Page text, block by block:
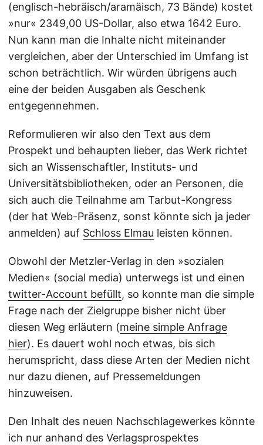
(englisch-hebräisch/aramäisch, 73 Bände) kostet
»nur« 2349,00 US-Dollar, also etwa 1642 Euro.
Nun kann man die Inhalte nicht miteinander
vergleichen, aber der Unterschied im Umfang ist
schon beträchtlich. Wir würden übrigens auch
eine der beiden Ausgaben als Geschenk
entgegennehmen.
Reformulieren wir also den Text aus dem
Prospekt und behaupten lieber, das Werk richtet
sich an Wissenschaftler, Instituts- und
Universitätsbibliotheken, oder an Personen, die
sich auch die Teilnahme am Tarbut-Kongress
(der hat Web-Präsenz, sonst könnte sich ja jeder
anmelden) auf Schloss Elmau leisten können.
Obwohl der Metzler-Verlag in den »sozialen
Medien« (social media) unterwegs ist und einen
twitter-Account befüllt, so konnte man die simple
Frage nach der Zielgruppe bisher nicht über
diesen Weg erläutern (meine simple Anfrage
hier). Es dauert wohl noch etwas, bis sich
herumspricht, dass diese Arten der Medien nicht
nur dazu dienen, auf Pressemeldungen
hinzuweisen.
Den Inhalt des neuen Nachschlagewerkes könnte
ich nur anhand des Verlagsprospektes